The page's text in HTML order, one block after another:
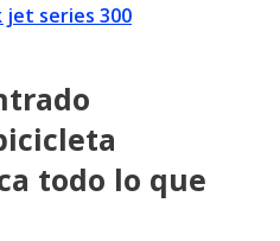
series 300
todo lo que